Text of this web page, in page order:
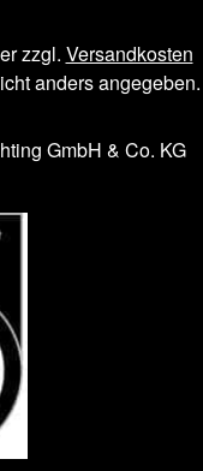
zzgl. Versandkosten
anders angegeben.
GmbH & Co. KG